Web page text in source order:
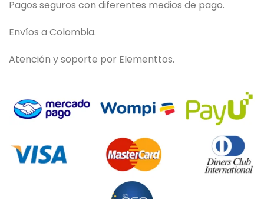
Pagos seguros con diferentes medios de pago.
Envíos a Colombia.
Atención y soporte por Elementtos.